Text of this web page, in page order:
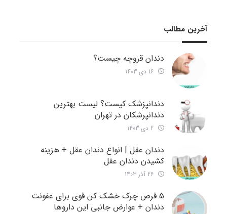
آخرین مطالب
دندان قروچه چیست؟
دندانپزشک کیست؟ لیست بهترین
دندانپرشکان در تهران
دندان عقل | انواع دندان عقل + هزینه
کشیدن دندان عقل
5 قرص چرک خشک کن قوی برای عفونت
دندان + عوارض جانبی این داروها